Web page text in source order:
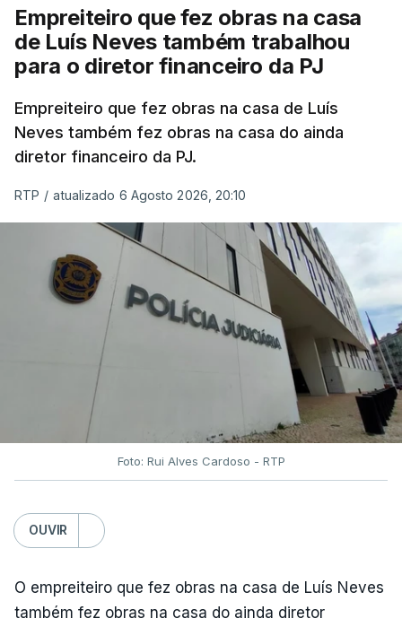
Empreiteiro que fez obras na casa
de Luís Neves também trabalhou
para o diretor financeiro da PJ
Empreiteiro que fez obras na casa de Luís
Neves também fez obras na casa do ainda
diretor financeiro da PJ.
RTP / atualizado 6 Agosto 2026, 20:10
Foto: Rui Alves Cardoso - RTP
OUVIR
O empreiteiro que fez obras na casa de Luís Neves
também fez obras na casa do ainda diretor